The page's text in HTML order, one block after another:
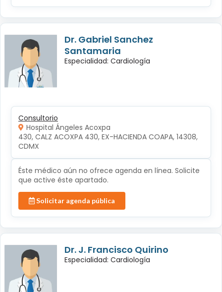
Dr. Gabriel Sanchez
Santamaria
Especialidad: Cardiología
Consultorio
Hospital Ángeles Acoxpa
430, CALZ ACOXPA 430, EX-HACIENDA COAPA, 14308,
CDMX
Éste médico aún no ofrece agenda en línea. Solicite
que active éste apartado.
Solicitar agenda pública
Dr. J. Francisco Quirino
Especialidad: Cardiología